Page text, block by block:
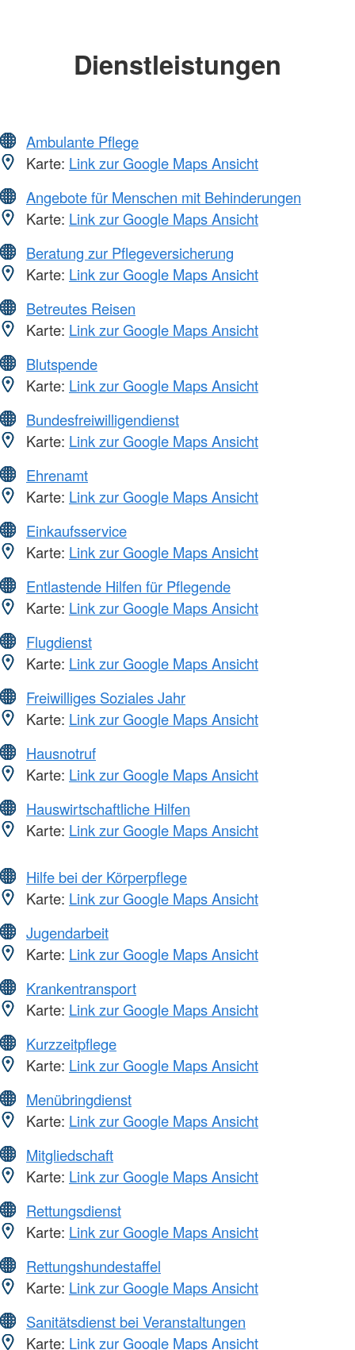
Dienstleistungen
Ambulante Pflege
Karte: Link zur Google Maps Ansicht
Angebote für Menschen mit Behinderungen
Karte: Link zur Google Maps Ansicht
Beratung zur Pflegeversicherung
Karte: Link zur Google Maps Ansicht
Betreutes Reisen
Karte: Link zur Google Maps Ansicht
Blutspende
Karte: Link zur Google Maps Ansicht
Bundesfreiwilligendienst
Karte: Link zur Google Maps Ansicht
Ehrenamt
Karte: Link zur Google Maps Ansicht
Einkaufsservice
Karte: Link zur Google Maps Ansicht
Entlastende Hilfen für Pflegende
Karte: Link zur Google Maps Ansicht
Flugdienst
Karte: Link zur Google Maps Ansicht
Freiwilliges Soziales Jahr
Karte: Link zur Google Maps Ansicht
Hausnotruf
Karte: Link zur Google Maps Ansicht
Hauswirtschaftliche Hilfen
Karte: Link zur Google Maps Ansicht
Hilfe bei der Körperpflege
Karte: Link zur Google Maps Ansicht
Jugendarbeit
Karte: Link zur Google Maps Ansicht
Krankentransport
Karte: Link zur Google Maps Ansicht
Kurzzeitpflege
Karte: Link zur Google Maps Ansicht
Menübringdienst
Karte: Link zur Google Maps Ansicht
Mitgliedschaft
Karte: Link zur Google Maps Ansicht
Rettungsdienst
Karte: Link zur Google Maps Ansicht
Rettungshundestaffel
Karte: Link zur Google Maps Ansicht
Sanitätsdienst bei Veranstaltungen
Karte: Link zur Google Maps Ansicht